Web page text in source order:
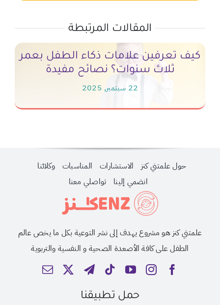
المقالات المرتبطة
كيف تعرفين علامات ذكاء الطفل بعمر
ثلاث سنوات؟ نصائح مفيدة
22 سبتمبر, 2025
حول علمتني كنز الاستشارات المناسبات
وكلائنا
انضمي إلينا
تواصلي معنا
علمتني كنز هو مشروع يهدف إلى نشر التوعية بكل ما يخص عالم
الطفل على كافة الأصعدة الصحية و النفسية والتربوية
حمل تطبيقنا